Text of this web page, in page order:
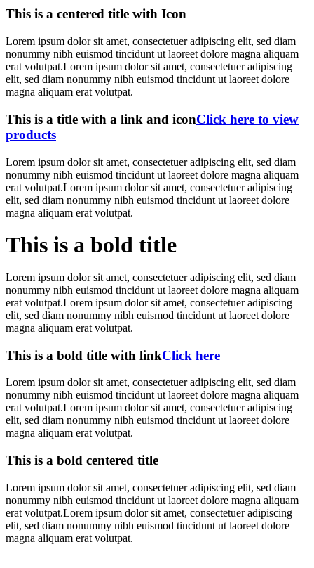
This is a centered title with Icon
Lorem ipsum dolor sit amet, consectetuer adipiscing elit, sed diam
nonummy nibh euismod tincidunt ut laoreet dolore magna aliquam
erat volutpat.Lorem ipsum dolor sit amet, consectetuer adipiscing
elit, sed diam nonummy nibh euismod tincidunt ut laoreet dolore
magna aliquam erat volutpat.
This is a title with a link and iconClick here to view
products
Lorem ipsum dolor sit amet, consectetuer adipiscing elit, sed diam
nonummy nibh euismod tincidunt ut laoreet dolore magna aliquam
erat volutpat.Lorem ipsum dolor sit amet, consectetuer adipiscing
elit, sed diam nonummy nibh euismod tincidunt ut laoreet dolore
magna aliquam erat volutpat.
This is a bold title
Lorem ipsum dolor sit amet, consectetuer adipiscing elit, sed diam
nonummy nibh euismod tincidunt ut laoreet dolore magna aliquam
erat volutpat.Lorem ipsum dolor sit amet, consectetuer adipiscing
elit, sed diam nonummy nibh euismod tincidunt ut laoreet dolore
magna aliquam erat volutpat.
This is a bold title with linkClick here
Lorem ipsum dolor sit amet, consectetuer adipiscing elit, sed diam
nonummy nibh euismod tincidunt ut laoreet dolore magna aliquam
erat volutpat.Lorem ipsum dolor sit amet, consectetuer adipiscing
elit, sed diam nonummy nibh euismod tincidunt ut laoreet dolore
magna aliquam erat volutpat.
This is a bold centered title
Lorem ipsum dolor sit amet, consectetuer adipiscing elit, sed diam
nonummy nibh euismod tincidunt ut laoreet dolore magna aliquam
erat volutpat.Lorem ipsum dolor sit amet, consectetuer adipiscing
elit, sed diam nonummy nibh euismod tincidunt ut laoreet dolore
magna aliquam erat volutpat.